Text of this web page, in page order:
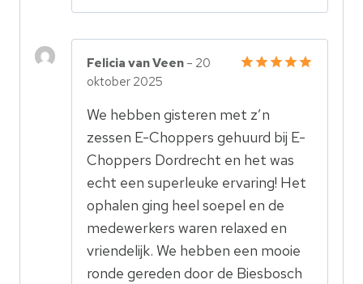
Felicia van Veen – 20
oktober 2025
We hebben gisteren met z’n
zessen E-Choppers gehuurd bij E-
Choppers Dordrecht en het was
echt een superleuke ervaring! Het
ophalen ging heel soepel en de
medewerkers waren relaxed en
vriendelijk. We hebben een mooie
ronde gereden door de Biesbosch